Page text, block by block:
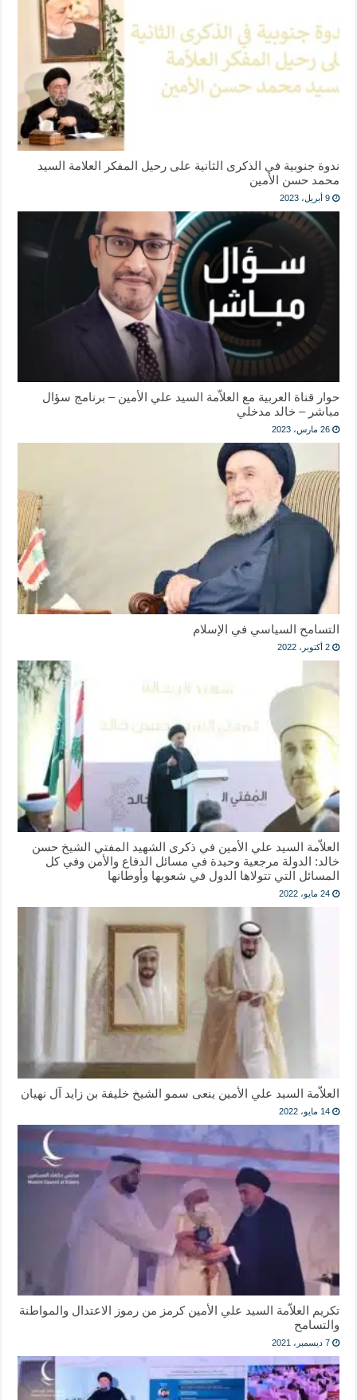
ندوة جنوبية في الذكرى الثانية على رحيل المفكر العلامة السيد
محمد حسن الأمين
9 أبريل، 2023
حوار قناة العربية مع العلاّمة السيد علي الأمين – برنامج سؤال
مباشر – خالد مدخلي
26 مارس، 2023
التسامح السياسي في الإسلام
2 أكتوبر، 2022
العلاّمة السيد علي الأمين في ذكرى الشهيد المفتي الشيخ حسن
خالد: الدولة مرجعية وحيدة في مسائل الدفاع والأمن وفي كل
المسائل التي تتولاها الدول في شعوبها وأوطانها
24 مايو، 2022
العلاّمة السيد علي الأمين ينعى سمو الشيخ خليفة بن زايد آل نهيان
14 مايو، 2022
تكريم العلاّمة السيد علي الأمين كرمز من رموز الاعتدال والمواطنة
والتسامح
7 ديسمبر، 2021